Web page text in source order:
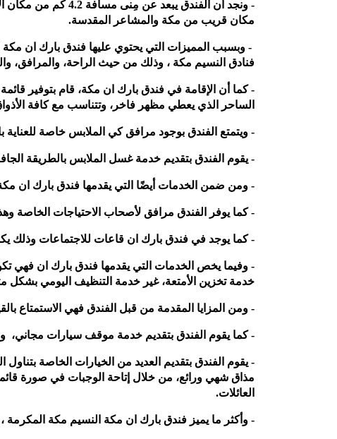
- ونجد أن الفندق
مكان قريب من مكة والمشاعر المقدسة.
- وبسبب المميزات التي يحتوي عليها فندق بارك ان مكة
فنادق النسيم مكة ، وذلك من حيث الراحة، والمرافق،
- كما أن الإقامة في فندق بارك ان مكة، قام بتوفير
الساحر الذي يعطي مظهر فاخر، وتتناسب مع كافة
- ويتمتع الفندق بوجود مرافق كي الملابس خاصة للعناية
- يقوم الفندق بتقديم خدمة غسل الملابس بالطريقة
- ومن ضمن الخدمات أيضًا التي يقدمها فندق بارك ان مكة
- كما يوفر الفندق مرافق لأصحاب الاحتياجات الخاصة
- كما يوجد في فندق بارك ان قاعات للاجتماعات وذلك
- وفيما يخص الخدمات التي يقدمها فندق بارك ان فهي
خدمة تخزين الأمتعة، غير خدمة التنظيف اليومي بشكل
- ومن المزايا المقدمة من قبل الفندق فهي الاستمتاع
- كما يقوم الفندق بتقديم خدمة موقف سيارات مجاني،
- يقوم الفندق بتقديم العديد من الخيارات الخاصة
مذاق شهي ورائع، من خلال إتاحة الوجبات في صورة
العائلات.
- وأكثر ما يميز فندق بارك ان مكة النسيم مكة المكرمة ،